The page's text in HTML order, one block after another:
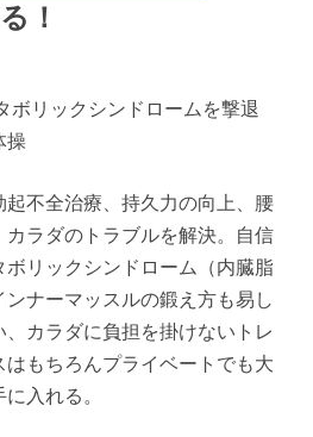
！
ボリックシンドロームを撃退
操
不全治療、持久力の向上、腰
ラダのトラブルを解決。自信
リックシンドローム（内臓脂
ナーマッスルの鍛え方も易し
、カラダに負担を掛けないトレ
もちろんプライベートでも大
入れる。